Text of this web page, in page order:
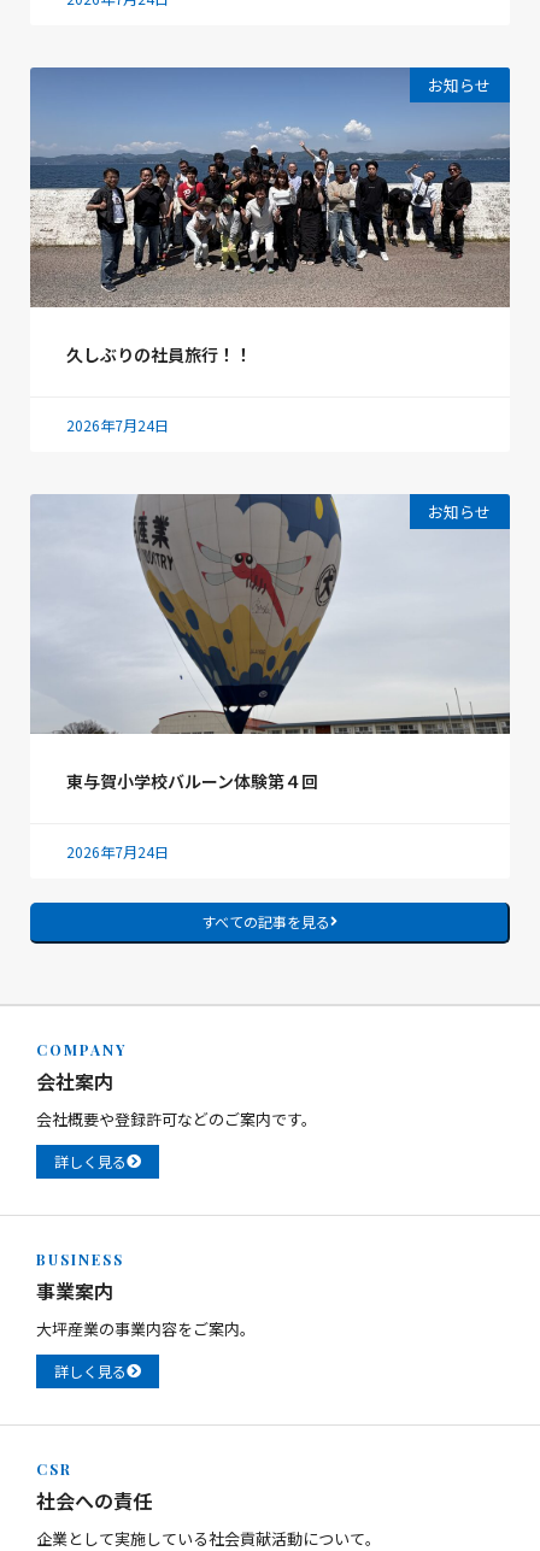
お知らせ
久しぶりの社員旅行！！
2026年7月24日
お知らせ
東与賀小学校バルーン体験第４回
2026年7月24日
すべての記事を見る
COMPANY
会社案内
会社概要や登録許可などのご案内です。
詳しく見る
BUSINESS
事業案内
大坪産業の事業内容をご案内。
詳しく見る
CSR
社会への責任
企業として実施している社会貢献活動について。